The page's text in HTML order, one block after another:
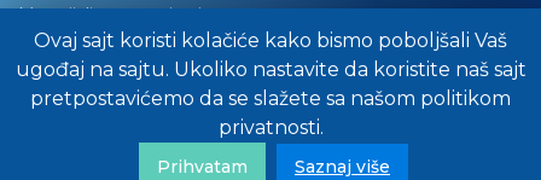
Ovaj sajt koristi kolačiće kako bismo poboljšali Vaš
ugođaj na sajtu. Ukoliko nastavite da koristite naš sajt
pretpostavićemo da se slažete sa našom politikom
privatnosti.
Prihvatam Saznaj više
Materijali za tapaciranje
Održavanje nameštaja
Važna obaveštenja
Preuzimanje robe
Pitajte stručnjake za savet
FAQ/Često nas pitate